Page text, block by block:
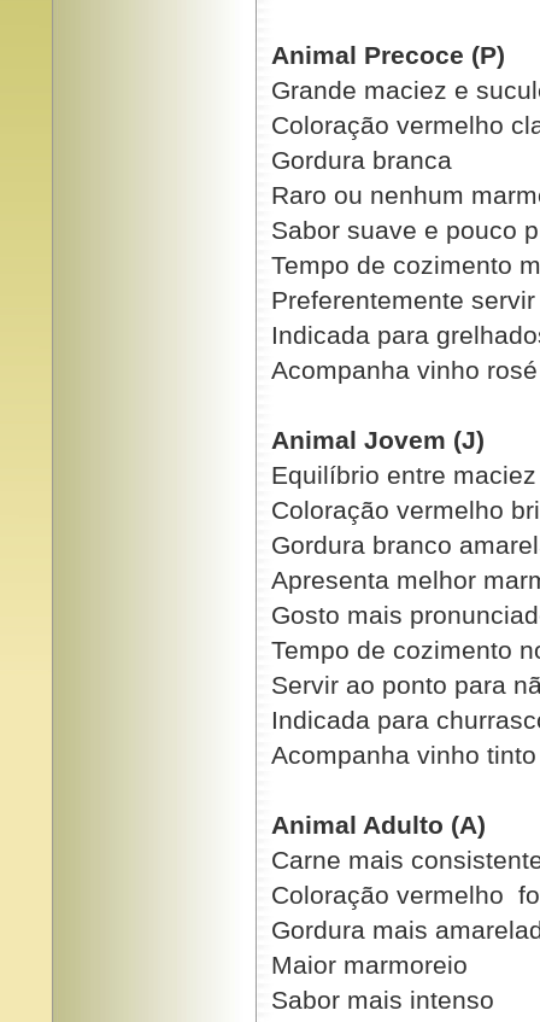
Animal Precoce (P)
Grande maciez e
Coloração vermelho
Gordura branca
Raro ou nenhum
Sabor suave e pouco
Tempo de cozimento
Preferentemente
Indicada para
Acompanha vinho
Animal Jovem (J)
Equilíbrio entre
Coloração vermelho
Gordura branco
Apresenta melhor
Gosto mais
Tempo de cozimento
Servir ao ponto para
Indicada para
Acompanha vinho
Animal Adulto (A)
Carne mais
Coloração vermelho
Gordura mais
Maior marmoreio
Sabor mais intenso